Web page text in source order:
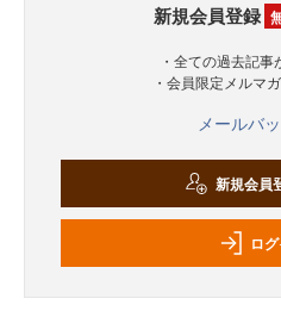
新規会員登録
・全ての過去記
・会員限定メルマ
メールバ
新規会員
ロ